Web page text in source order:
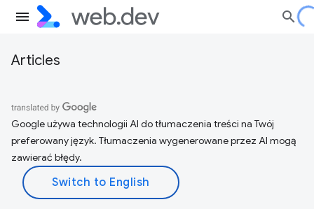
Articles
Google używa technologii AI do tłumaczenia treści na Twój
preferowany język. Tłumaczenia wygenerowane przez AI mogą
zawierać błędy.